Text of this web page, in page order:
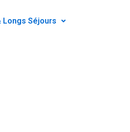
Longs Séjours